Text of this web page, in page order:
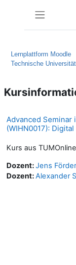
Lernplattform Moodle
Technische
Advanced Seminar
(WIHN0017):
Kurs aus
Dozent:Jens
Dozent:Alexander